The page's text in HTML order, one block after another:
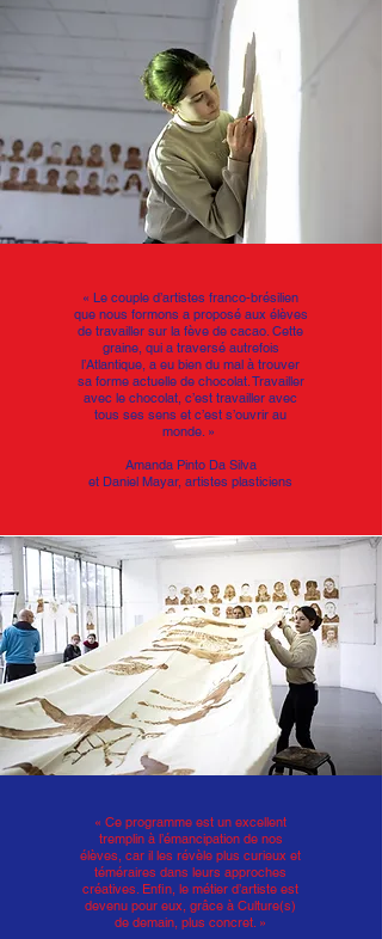
« Le couple d’artistes franco-brésilien
que nous formons a proposé aux élèves
de travailler sur la fève de cacao. Cette
graine, qui a traversé autrefois
l’Atlantique, a eu bien du mal à trouver
sa forme actuelle de chocolat. Travailler
avec le chocolat, c’est travailler avec
tous ses sens et c’est s’ouvrir au
monde. »
Amanda Pinto Da Silva
et Daniel Mayar, artistes plasticiens
« Ce programme est un excellent
tremplin à l’émancipation de nos
élèves, car il les révèle plus curieux et
téméraires dans leurs approches
créatives. Enfin, le métier d’artiste est
devenu pour eux, grâce à Culture(s)
de demain, plus concret. »